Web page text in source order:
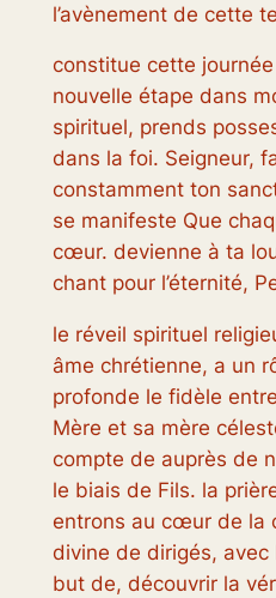
l’avènement de cette
constitue cette
nouvelle étape dans
spirituel, prends
dans la foi. Seigneur,
constamment ton
se manifeste Que
cœur. devienne à ta
chant pour l’éternité,
le réveil spirituel
âme chrétienne, a un
profonde le fidèle
Mère et sa mère
compte de auprès de
le biais de Fils. la
entrons au cœur de la
divine de dirigés, avec
but de, découvrir la